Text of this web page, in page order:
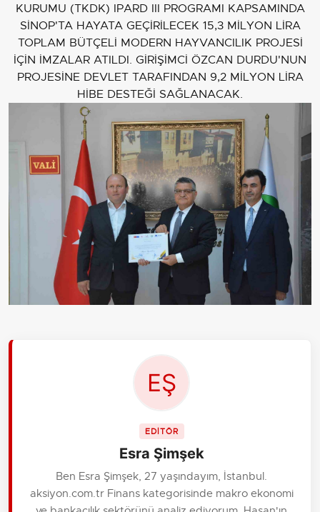
KURUMU (TKDK) IPARD III PROGRAMI KAPSAMINDA
SİNOP'TA HAYATA GEÇİRİLECEK 15,3 MİLYON LİRA
TOPLAM BÜTÇELİ MODERN HAYVANCILIK PROJESİ
İÇİN İMZALAR ATILDI. GİRİŞİMCİ ÖZCAN DURDU'NUN
PROJESİNE DEVLET TARAFINDAN 9,2 MİLYON LİRA
HİBE DESTEĞİ SAĞLANACAK.
EDİTÖR
Esra Şimşek
Ben Esra Şimşek, 27 yaşındayım, İstanbul.
aksiyon.com.tr Finans kategorisinde makro ekonomi